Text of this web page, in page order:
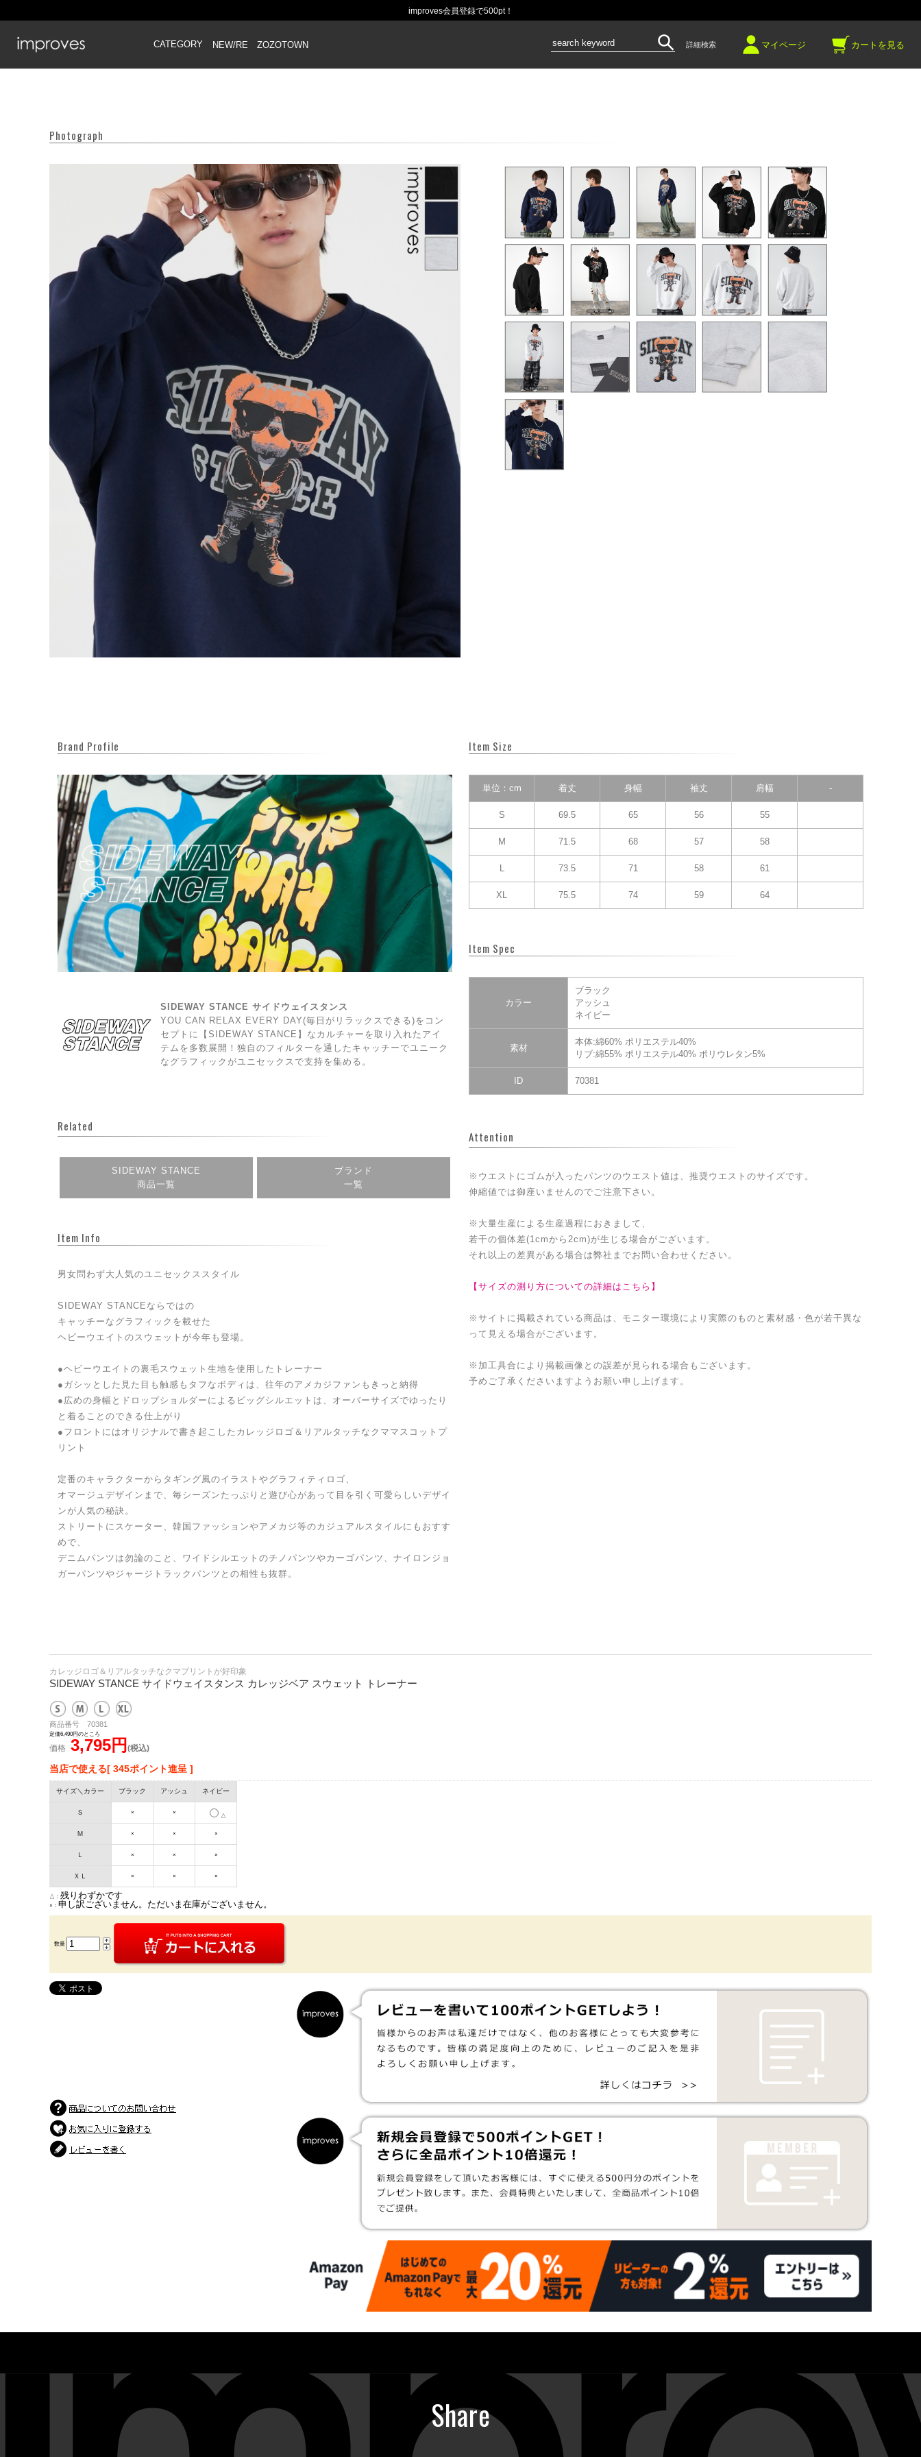
improves会員登録で500pt！
CATEGORY NEW/RE ZOZOTOWN 詳細検索 マイページ カートを見る
Photograph
Brand Profile
SIDEWAY STANCE サイドウェイスタンス
YOU CAN RELAX EVERY DAY(毎日がリラックスできる)をコン
セプトに【SIDEWAY STANCE】なカルチャーを取り入れたアイ
テムを多数展開！独自のフィルターを通したキャッチーでユニーク
なグラフィックがユニセックスで支持を集める。
Related
SIDEWAY STANCE
商品一覧
ブランド
一覧
Item Info
男女問わず大人気のユニセックススタイル
SIDEWAY STANCEならではの
キャッチーなグラフィックを載せた
ヘビーウエイトのスウェットが今年も登場。
●ヘビーウエイトの裏毛スウェット生地を使用したトレーナー
●ガシッとした見た目も触感もタフなボディは、往年のアメカジファンもきっと納得
●広めの身幅とドロップショルダーによるビッグシルエットは、オーバーサイズでゆったり
と着ることのできる仕上がり
●フロントにはオリジナルで書き起こしたカレッジロゴ＆リアルタッチなクママスコットプ
リント
定番のキャラクターからタギング風のイラストやグラフィティロゴ、
オマージュデザインまで、毎シーズンたっぷりと遊び心があって目を引く可愛らしいデザイ
ンが人気の秘訣。
ストリートにスケーター、韓国ファッションやアメカジ等のカジュアルスタイルにもおすす
めで、
デニムパンツは勿論のこと、ワイドシルエットのチノパンツやカーゴパンツ、ナイロンジョ
ガーパンツやジャージトラックパンツとの相性も抜群。
Item Size
単位：cm 着丈 身幅 袖丈 肩幅 -
S 69.5 65 56 55
M 71.5 68 57 58
L 73.5 71 58 61
XL 75.5 74 59 64
Item Spec
カラー
ブラック
アッシュ
ネイビー
素材
本体:綿60% ポリエステル40%
リブ:綿55% ポリエステル40% ポリウレタン5%
ID 70381
Attention
※ウエストにゴムが入ったパンツのウエスト値は、推奨ウエストのサイズです。
伸縮値では御座いませんのでご注意下さい。
※大量生産による生産過程におきまして、
若干の個体差(1cmから2cm)が生じる場合がございます。
それ以上の差異がある場合は弊社までお問い合わせください。
【サイズの測り方についての詳細はこちら】
※サイトに掲載されている商品は、モニター環境により実際のものと素材感・色が若干異な
って見える場合がございます。
※加工具合により掲載画像との誤差が見られる場合もございます。
予めご了承くださいますようお願い申し上げます。
カレッジロゴ＆リアルタッチなクマプリントが好印象
SIDEWAY STANCE サイドウェイスタンス カレッジベア スウェット トレーナー
商品番号 70381
定価6,490円のところ
価格 3,795円 (税込)
当店で使える[ 345ポイント進呈 ]
サイズ＼カラー ブラック アッシュ ネイビー
Ｓ × ×
△
Ｍ × × ×
Ｌ × × ×
ＸＬ × × ×
△： 残りわずかです
×： 申し訳ございません。ただいま在庫がございません。
数量
Share